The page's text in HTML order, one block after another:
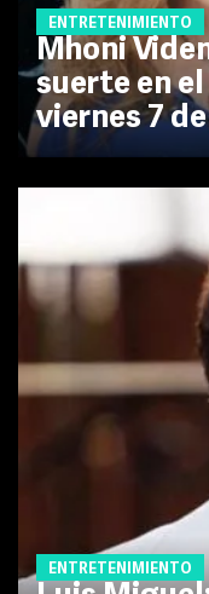
ENTRETENIMIENTO
Mhoni
suerte en
viernes 7
ENTRETENIMIENTO